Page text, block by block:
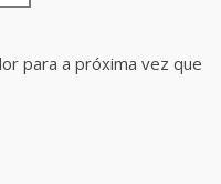
para a próxima vez que